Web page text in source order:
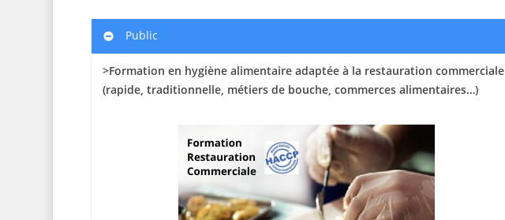
Public
>Formation en hygiène alimentaire adaptée à la restauration commerciale
(rapide, traditionnelle, métiers de bouche, commerces alimentaires…)